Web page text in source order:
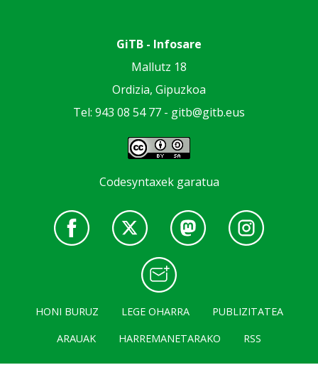
GiTB - Infosare
Mallutz 18
Ordizia, Gipuzkoa
Tel: 943 08 54 77 - gitb@gitb.eus
Codesyntaxek garatua
HONI BURUZ LEGE OHARRA
PUBLIZITATEA
ARAUAK
HARREMANETARAKO RSS